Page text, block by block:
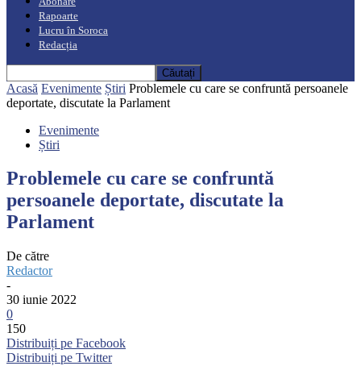
Rapoarte
Lucru în Soroca
Redacția
Acasă Evenimente Știri Problemele cu care se confruntă persoanele
deportate, discutate la Parlament
Evenimente
Știri
Problemele cu care se confruntă
persoanele deportate, discutate la
Parlament
De către
Redactor
-
30 iunie 2022
0
150
Distribuiți pe Facebook
Distribuiți pe Twitter